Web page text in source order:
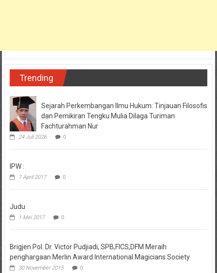
Trending
Sejarah Perkembangan Ilmu Hukum: Tinjauan Filosofis
dan Pemikiran Tengku Mulia Dilaga Turiman
Fachturahman Nur
24 Juli 2026 0
IPW :
7 April 2017 0
Judu
1 Mei 2017 0
Brigjen.Pol. Dr. Victor Pudjiadi, SPB,FICS,DFM Meraih
penghargaan Merlin Award International Magicians Society
30 November 2015 0